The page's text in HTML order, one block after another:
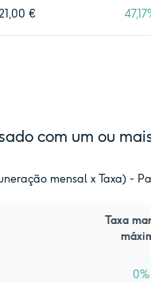
€
com um ou
mensal x Taxa) -
Taxa
0%